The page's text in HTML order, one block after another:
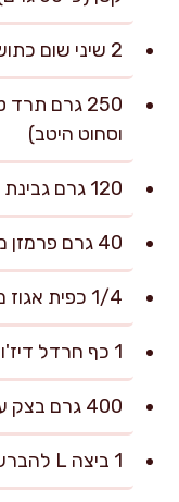
2 שיני שום כתושות (כ-6 גרם)
וסחוט היטב)
120 גרם גבינת שמנת
40 גרם פרמזן מגוררת דק
1/4 כפית אגוז מוסקט טחון
1 כף חרדל דיז'ון (כ-15 גרם)
400 גרם בצק עלים מרודד (מלבני), מופשר במקרר
1 ביצה L להברשה (כ-50 גרם ללא קליפה)